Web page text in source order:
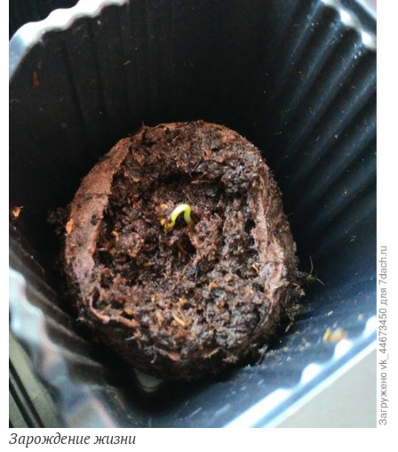
Закрыла семена грунтом и увлажнила
Закрыла плёнкой и поставила на шкаф на кухне,
температура там 25-28 градусов.
Ждём всходов.
03.03.2019 появилась первая петелька.